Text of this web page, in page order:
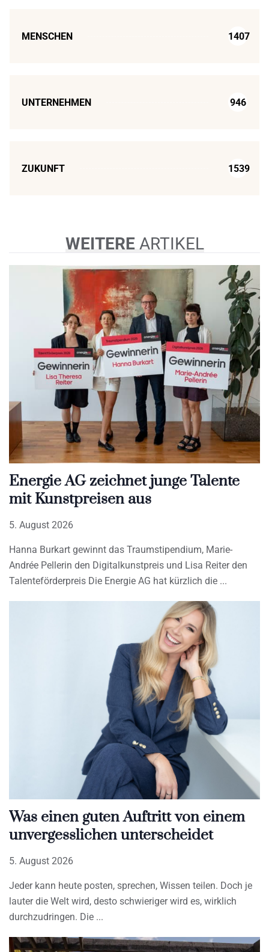
MENSCHEN 1407
UNTERNEHMEN 946
ZUKUNFT 1539
WEITEREARTIKEL
Energie AG zeichnet junge Talente
mit Kunstpreisen aus
5. August 2026
Hanna Burkart gewinnt das Traumstipendium, Marie-
Andrée Pellerin den Digitalkunstpreis und Lisa Reiter den
Talenteförderpreis Die Energie AG hat kürzlich die
Was einen guten Auftritt von einem
unvergesslichen unterscheidet
5. August 2026
Jeder kann heute posten, sprechen, Wissen teilen. Doch je
lauter die Welt wird, desto schwieriger wird es, wirklich
durchzudringen. Die